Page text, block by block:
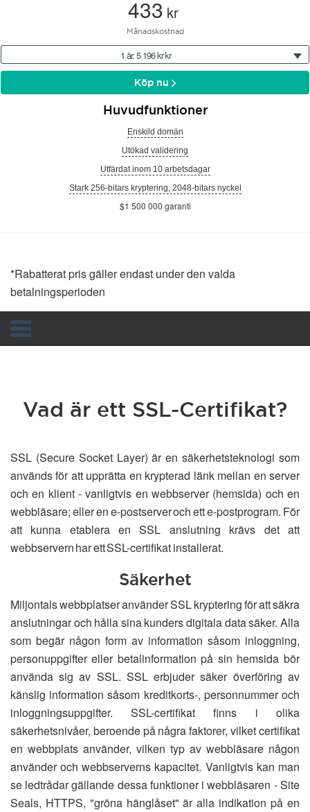
433 kr
Månadskostnad
1 år: 5 196 kr kr
Köp nu
Huvudfunktioner
Enskild domän
Utökad validering
Utfärdat inom 10 arbetsdagar
Stark 256-bitars kryptering, 2048-bitars nyckel
$1 500 000 garanti
*Rabatterat pris gäller endast under den valda
betalningsperioden
Vad är ett SSL-Certifikat?
SSL (Secure Socket Layer) är en säkerhetsteknologi som
används för att upprätta en krypterad länk mellan en server
och en klient - vanligtvis en webbserver (hemsida) och en
webbläsare; eller en e-postserver och ett e-postprogram. För
att kunna etablera en SSL anslutning krävs det att
webbservern har ett SSL-certifikat installerat.
Säkerhet
Miljontals webbplatser använder SSL kryptering för att säkra
anslutningar och hålla sina kunders digitala data säker. Alla
som begär någon form av information såsom inloggning,
personuppgifter eller betalinformation på sin hemsida bör
använda sig av SSL. SSL erbjuder säker överföring av
känslig information såsom kreditkorts-, personnummer och
inloggningsuppgifter. SSL-certifikat finns i olika
säkerhetsnivåer, beroende på några faktorer, vilket certifikat
en webbplats använder, vilken typ av webbläsare någon
använder och webbserverns kapacitet. Vanligtvis kan man
se ledtrådar gällande dessa funktioner i webbläsaren - Site
Seals, HTTPS, "gröna hänglåset" är alla indikation på en